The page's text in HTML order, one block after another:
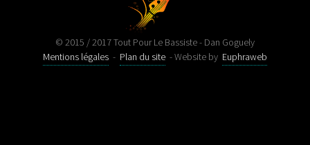
© 2015 / 2017 Tout Pour Le Bassiste - Dan Goguely
Mentions légales - Plan du site - Website by Euphraweb